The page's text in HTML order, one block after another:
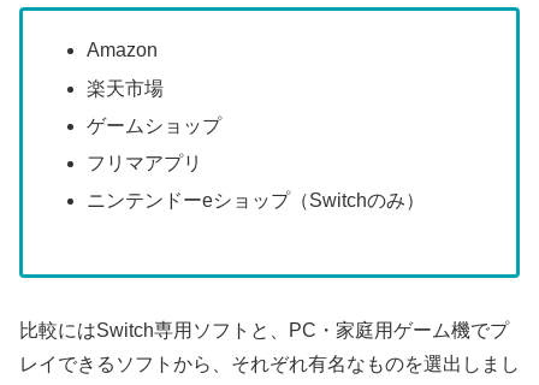
Amazon
楽天市場
ゲームショップ
フリマアプリ
ニンテンドーeショップ（Switchのみ）
比較にはSwitch専用ソフトと、PC・家庭用ゲーム機でプ
レイできるソフトから、それぞれ有名なものを選出しまし